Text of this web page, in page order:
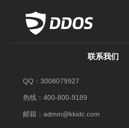
联系我们
QQ：3008079927
热线：400-800-9189
邮箱：admin@kkidc.com